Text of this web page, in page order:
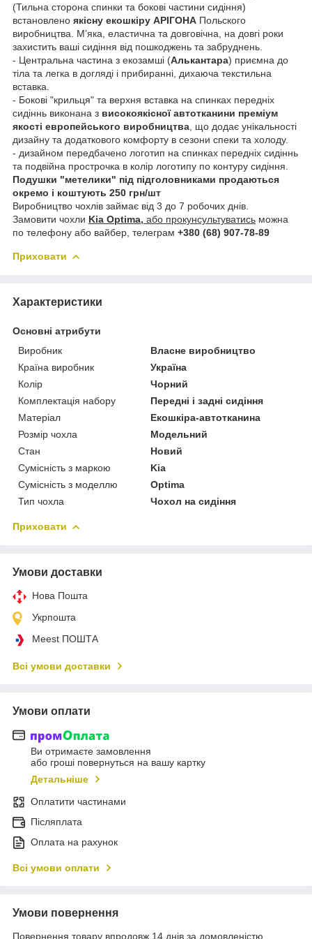
(Тильна сторона спинки та бокові частини сидіння)
встановлено якісну екошкіру АРІГОНА Польского
виробництва. Мʼяка, еластична та довговічна, на довгі роки
захистить ваші сидіння від пошкоджень та забруднень.
- Центральна частина з екозамші (Алькантара) приємна до
тіла та легка в догляді і прибиранні, дихаюча текстильна
вставка.
- Бокові "крильця" та верхня вставка на спинках передніх
сидіннь виконана з високоякісної автотканини преміум
якості европейського виробництва , що додає унікальності
дизайну та додаткового комфорту в сезони спеки та холоду.
- дизайном передбачено логотип на спинках передніх сидіннь
та подвійна прострочка в колір логотипу по контуру сидіння.
Подушки "метелики" під підголовниками продаються
окремо і коштують 250 грн/шт
Виробництво чохлів займає від 3 до 7 робочих днів.
Замовити чохли Kia Optima, або прокунсультуватись можна
по телефону або вайбер, телеграм +380 (68) 907-78-89
Приховати
Характеристики
Основні атрибути
Виробник
Власне виробництво
Країна виробник
Україна
Колір
Чорний
Комплектація набору
Передні і задні сидіння
Матеріал
Екошкіра-автотканина
Розмір чохла
Модельний
Стан
Новий
Сумісність з маркою
Kia
Сумісність з моделлю
Optima
Тип чохла
Чохол на сидіння
Приховати
Умови доставки
Нова Пошта
Укрпошта
Meest ПОШТА
Всі умови доставки
Умови оплати
Ви отримаєте замовлення
або гроші повернуться на вашу картку
Детальніше
Оплатити частинами
Післяплата
Оплата на рахунок
Всі умови оплати
Умови повернення
Повернення товару впродовж 14 днів за домовленістю